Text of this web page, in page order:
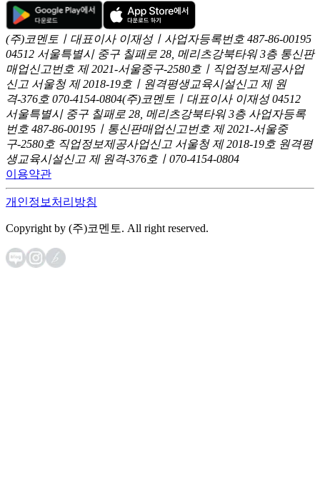
(주)코멘토ㅣ대표이사 이재성ㅣ사업자등록번호 487-86-00195
04512 서울특별시 중구 칠패로 28, 메리츠강북타워 3층 통신판
매업신고번호 제 2021-서울중구-2580호ㅣ직업정보제공사업
신고 서울청 제 2018-19호ㅣ원격평생교육시설신고 제 원
격-376호 070-4154-0804(주)코멘토ㅣ대표이사 이재성 04512
서울특별시 중구 칠패로 28, 메리츠강북타워 3층 사업자등록
번호 487-86-00195ㅣ통신판매업신고번호 제 2021-서울중
구-2580호 직업정보제공사업신고 서울청 제 2018-19호 원격평
생교육시설신고 제 원격-376호ㅣ070-4154-0804
이용약관
개인정보처리방침
Copyright by (주)코멘토. All right reserved.